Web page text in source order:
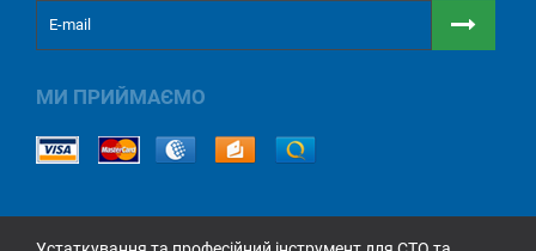
МИ ПРИЙМАЄМО